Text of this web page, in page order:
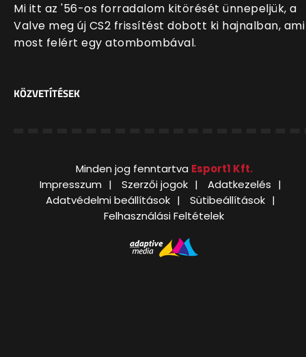
Mi itt az '56-os forradalom kitörését ünnepeljük, a
Valve meg új CS2 frissítést dobott ki hajnalban, ami
most felért egy atombombával.
KÖZVETÍTÉSEK
Minden jog fenntartva Esport1 Kft.
Impresszum
Szerzői jogok
Adatkezelés
Adatvédelmi beállítások
Sütibeállítások
Felhasználási Feltételek